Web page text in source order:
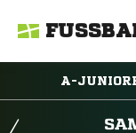
A-